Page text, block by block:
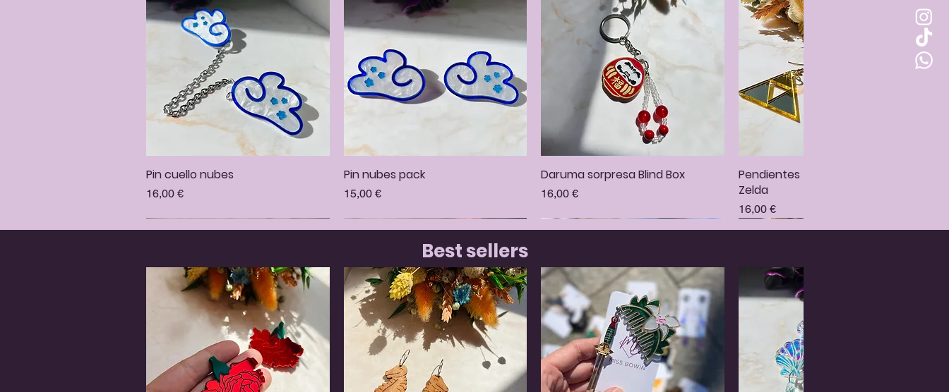
Vista rápida
Pin cuello nubes
Precio
16,00 €
Vista rápida
Pin nubes pack
Precio
15,00 €
Vista rápida
Daruma sorpresa Blind Box
Precio
16,00 €
Pendientes Trifuerza brillante
Zelda
Precio
16,00 €
Best sellers